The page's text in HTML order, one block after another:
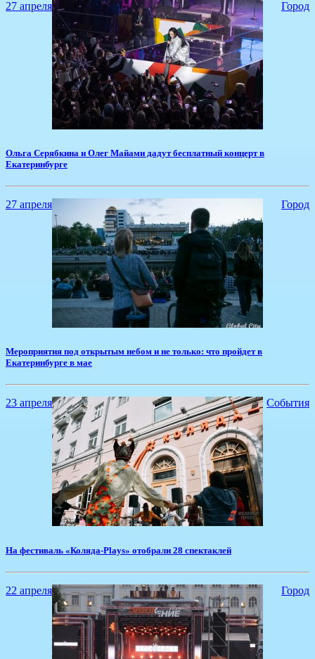
27 апреля Город
​Ольга Серябкина и Олег Майами дадут бесплатный концерт в
Екатеринбурге
27 апреля Город
Мероприятия под открытым небом и не только: что пройдет в
Екатеринбурге в мае
23 апреля События
​На фестиваль «Коляда-Plays» отобрали 28 спектаклей
22 апреля Город